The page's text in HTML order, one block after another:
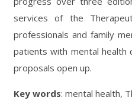
services of the
professionals and family
patients with mental health
proposals open up.
Key words: mental health,